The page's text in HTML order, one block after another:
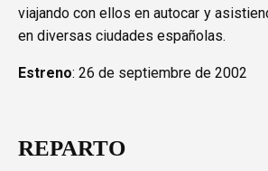
viajando con ellos en autocar y
en diversas ciudades españolas.
Estreno: 26 de septiembre de 2002
REPARTO